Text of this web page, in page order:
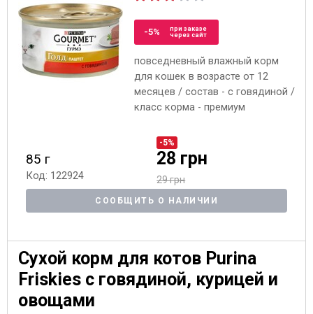
-5%
при заказе
через сайт
повседневный влажный корм
для кошек в возрасте от 12
месяцев / состав - с говядиной /
класс корма - премиум
85 г
Код: 122924
-5%
28 грн
29 грн
СООБЩИТЬ О НАЛИЧИИ
Сухой корм для котов Purina
Friskies с говядиной, курицей и
овощами